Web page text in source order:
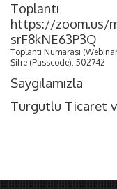
https://zoom.us/
srF8kNE63P3Q
Toplantı Numarası
Şifre (Passcode): 502742
Saygılamızla
Turgutlu Ticaret